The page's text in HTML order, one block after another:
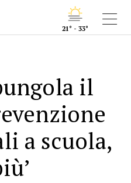
21° - 33°
il
a scuola,